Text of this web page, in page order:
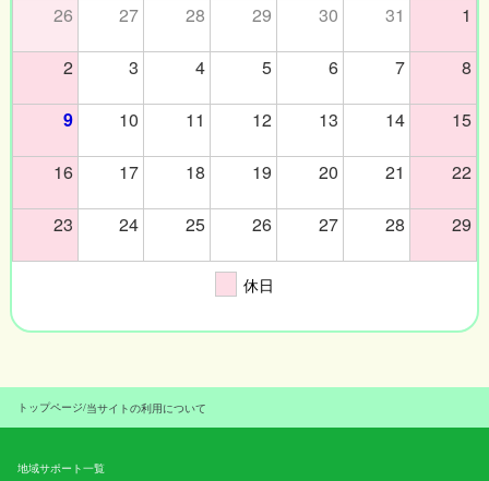
26 27 28 29 30 31 1
2 3 4 5 6 7 8
9 10 11 12 13 14 15
16 17 18 19 20 21 22
23 24 25 26 27 28 29
休日
トップページ/当サイトの利用について
地域サポート一覧